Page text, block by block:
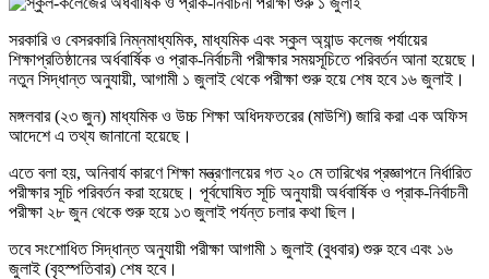
সরকারি ও বেসরকারি নিম্নমাধ্যমিক, মাধ্যমিক এবং স্কুল অ্যান্ড কলেজ পর্যায়ের
শিক্ষাপ্রতিষ্ঠানের অর্ধবার্ষিক ও প্রাক-নির্বাচনী পরীক্ষার সময়সূচিতে পরিবর্তন আনা হয়েছে।
নতুন সিদ্ধান্ত অনুযায়ী, আগামী ১ জুলাই থেকে পরীক্ষা শুরু হয়ে শেষ হবে ১৬ জুলাই।‎
মঙ্গলবার (২৩ জুন) মাধ্যমিক ও উচ্চ শিক্ষা অধিদফতরের (মাউশি) জারি করা এক অফিস
আদেশে এ তথ্য জানানো হয়েছে।‎
‎এতে বলা হয়, অনিবার্য কারণে শিক্ষা মন্ত্রণালয়ের গত ২০ মে তারিখের প্রজ্ঞাপনে নির্ধারিত
পরীক্ষার সূচি পরিবর্তন করা হয়েছে। পূর্বঘোষিত সূচি অনুযায়ী অর্ধবার্ষিক ও প্রাক-নির্বাচনী
পরীক্ষা ২৮ জুন থেকে শুরু হয়ে ১৩ জুলাই পর্যন্ত চলার কথা ছিল।‎
তবে সংশোধিত সিদ্ধান্ত অনুযায়ী পরীক্ষা আগামী ১ জুলাই (বুধবার) শুরু হবে এবং ১৬
জুলাই (বৃহস্পতিবার) শেষ হবে।